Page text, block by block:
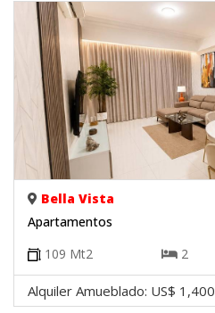
Bella Vista
Apartamentos
109 Mt2 2
Alquiler Amueblado: US$ 1,400